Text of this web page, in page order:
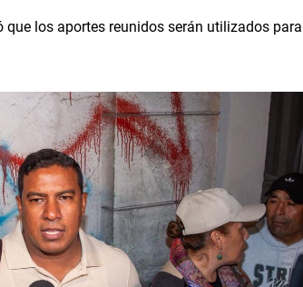
que los aportes reunidos serán utilizados